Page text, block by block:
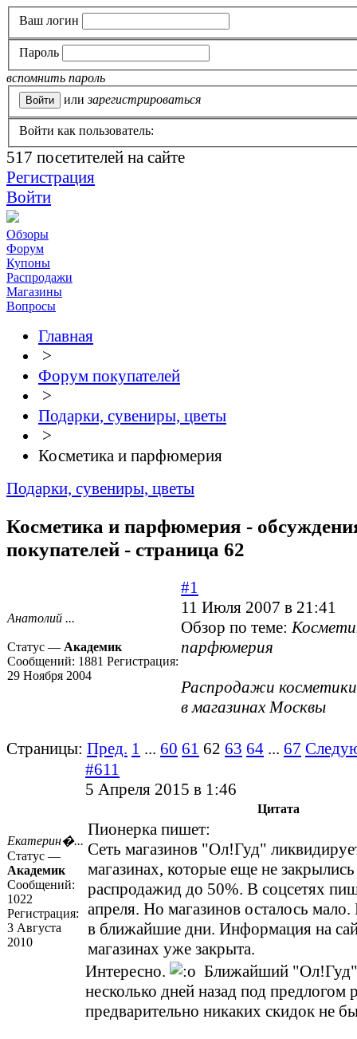
Ваш логин
Пароль
вспомнить пароль
или зарегистрироваться
Войти как пользователь:
517 посетителей на сайте
Регистрация
Войти
Обзоры
Форум
Купоны
Распродажи
Магазины
Вопросы
Главная
>
Форум покупателей
>
Подарки, сувениры, цветы
>
Косметика и парфюмерия
Подарки, сувениры, цветы
Косметика и парфюмерия -
покупателей - страница 62
Анатолий ...
Статус — Академик
Сообщений: 1881 Регистрация:
29 Ноября 2004
#1
11 Июля 2007 в 21:41
Обзор по теме:
парфюмерия
Распродажи
в магазинах Москвы
Страницы: Пред. 1 ... 60 61 62 63 64 ... 67
Екатерин�...
Статус —
Академик
Сообщений:
1022
Регистрация:
3 Августа
2010
#611
5 Апреля 2015 в 1:46
Цитата
Пионерка пишет:
Сеть магазинов "Ол!Гуд"
магазинах, которые еще не
распродажид до 50%. В соцсетях
апреля. Но магазинов осталось мало.
в ближайшие дни. Информация на
магазинах уже закрыта.
Интересно.
Ближайший "Ол!Гуд"
несколько дней назад под предлогом
предварительно никаких скидок не